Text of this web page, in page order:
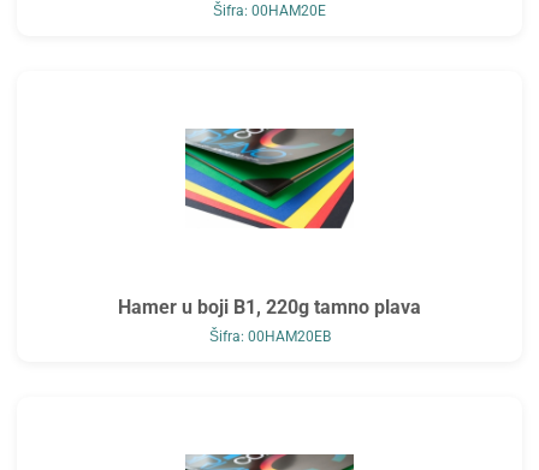
Šifra: 00HAM20E
Hamer u boji B1, 220g tamno plava
Šifra: 00HAM20EB